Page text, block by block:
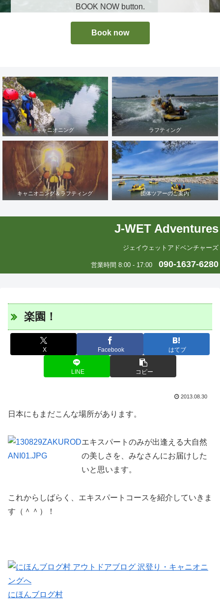
BOOK NOW button.
Book now
キャニオニング ラフティング
キャニオニング＆ラフティング 団体ツアーのご案内
J-WET Adventures
ジェイウェットアドベンチャーズ
営業時間 8:00 - 17:00 090-1637-6280
楽園！
X Facebook はてブ
LINE コピー
2013.08.30
日本にもまだこんな場所があります。
エキスパートのみが出逢える大自然
の美しさを、みなさんにお届けした
いと思います。
これからしばらく、エキスパートコースを紹介していきま
す（＾＾）！
にほんブログ村